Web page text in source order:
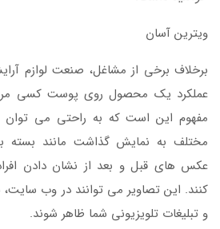
ویترین آسان
برخلاف برخی از مشاغل، صنعت لوازم
عملکرد یک محصول روی پوست کسی
مفهوم این است که به راحتی می
مختلف به نمایش گذاشت مانند
عکس های قبل و بعد از نشان دادن
کنند. این تصاویر می توانند در وب
و تبلیغات تلویزیونی شما ظاهر شوند.